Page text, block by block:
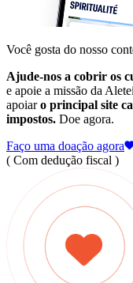
Você gosta do nosso
Ajude-nos a cobrir os
e apoie a missão da
apoiaro principal site
impostos. Doe agora.
Faço uma doação agora
( Com dedução fiscal )